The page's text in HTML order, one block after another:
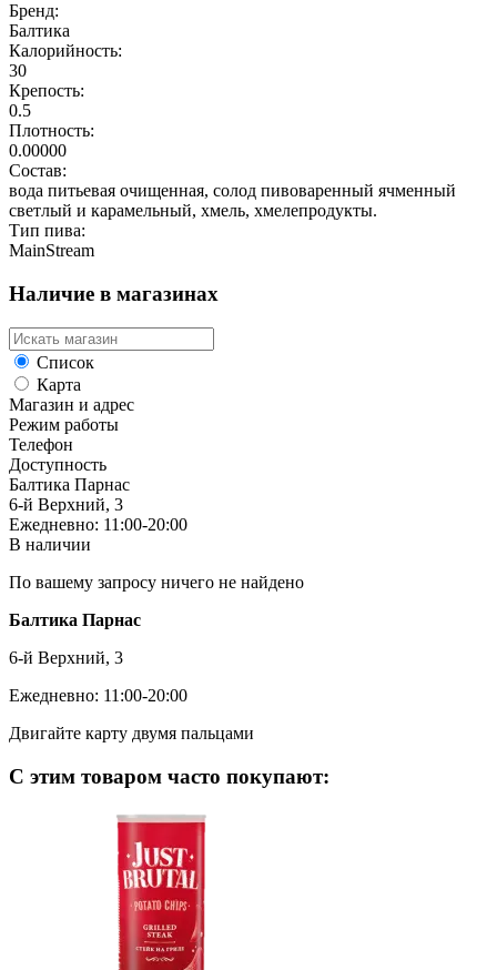
Бренд:
Балтика
Калорийность:
30
Крепость:
0.5
Плотность:
0.00000
Состав:
вода питьевая очищенная, солод пивоваренный ячменный
светлый и карамельный, хмель, хмелепродукты.
Тип пива:
MainStream
Наличие в магазинах
Список
Карта
Магазин и адрес
Режим работы
Телефон
Доступность
Балтика Парнас
6-й Верхний, 3
Ежедневно: 11:00-20:00
В наличии
По вашему запросу ничего не найдено
Балтика Парнас
6-й Верхний, 3
Ежедневно: 11:00-20:00
Двигайте карту двумя пальцами
С этим товаром часто покупают: